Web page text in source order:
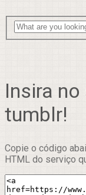
Insira
tumblr!
Copie o código
HTML do serviço